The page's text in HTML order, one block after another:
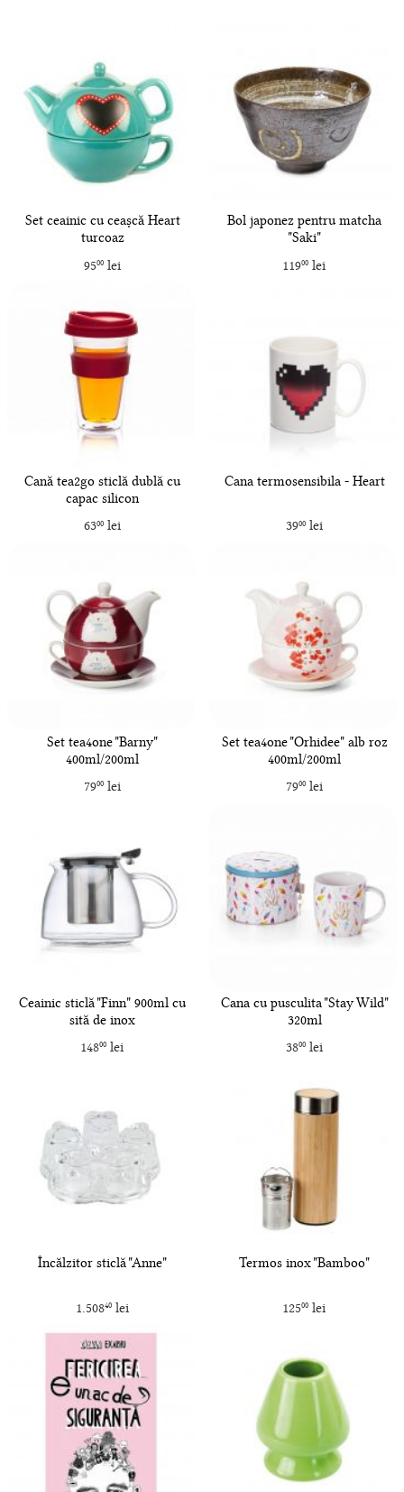
Set ceainic cu ceașcă Heart
turcoaz
9500lei
Bol japonez pentru matcha
"Saki"
11900 lei
Cană tea2go sticlă dublă cu
capac silicon
6300lei
Cana termosensibila - Heart
3900lei
Set tea4one "Barny"
400ml/200ml
7900lei
Set tea4one "Orhidee" alb roz
400ml/200ml
7900lei
Ceainic sticlă "Finn" 900ml cu
sită de inox
14800 lei
Cana cu pusculita "Stay Wild"
320ml
3800lei
Încălzitor sticlă "Anne"
1.50840lei
Termos inox "Bamboo"
12500 lei